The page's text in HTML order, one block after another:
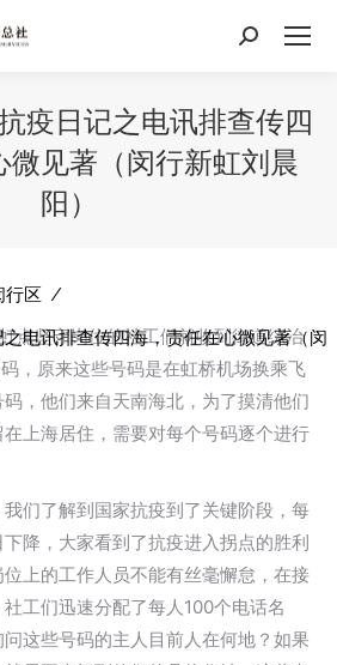
搜
疫日记之电讯排查传四
微见著（闵行新虹刘晨
阳）
行区 ⁄
电讯排查传四海，责任在心微见著（闵
点坚守岗位的社工们就收到街道综治
，原来这些号码是在虹桥机场换乘飞
，他们来自天南海北，为了摸清他们
上海居住，需要对每个号码逐个进行
们了解到国家抗疫到了关键阶段，每
降，大家看到了抗疫进入拐点的胜利
上的工作人员不能有丝毫懈怠，在接
工们迅速分配了每人100个电话名
这些号码的主人目前人在何地？如果